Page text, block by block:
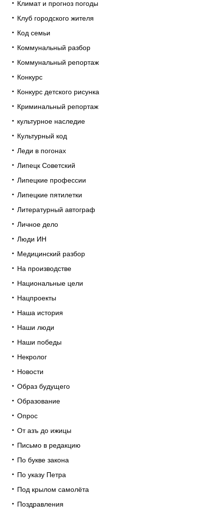
Климат и прогноз погоды
Клуб городского жителя
Код семьи
Коммунальный разбор
Коммунальный репортаж
Конкурс
Конкурс детского рисунка
Криминальный репортаж
культурное наследие
Культурный код
Леди в погонах
Липецк Советский
Липецкие профессии
Липецкие пятилетки
Литературный автограф
Личное дело
Люди ИН
Медицинский разбор
На производстве
Национальные цели
Нацпроекты
Наша история
Наши люди
Наши победы
Некролог
Новости
Образ будущего
Образование
Опрос
От азъ до ижицы
Письмо в редакцию
По букве закона
По указу Петра
Под крылом самолёта
Поздравления